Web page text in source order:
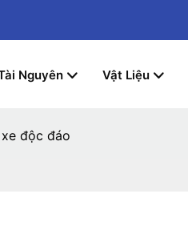
Nguyên Vật Liệu
độc đáo